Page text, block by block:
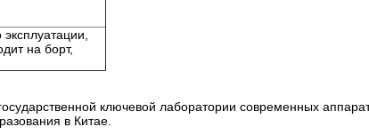
на борт,
ключевой лаборатории современных
в Китае.